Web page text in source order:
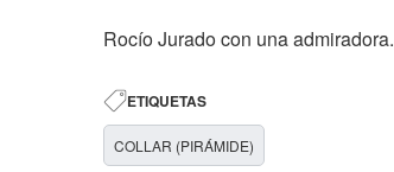
Rocío Jurado con una admiradora.
ETIQUETAS
COLLAR (PIRÁMIDE)